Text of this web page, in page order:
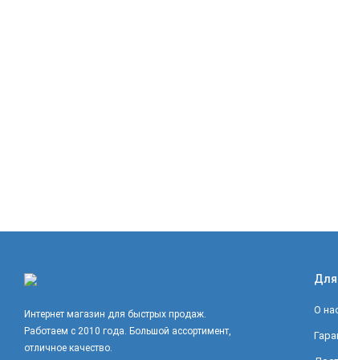
Интернет магазин для быстрых продаж.
Работаем с 2010 года. Большой ассортимент,
отличное качество.
Для
О